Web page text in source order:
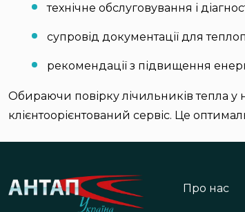
технічне обслуговування і
супровід документації для
рекомендації з підвищення
Обираючи повірку лічильників тепла у
клієнтоорієнтований сервіс. Це
Про нас